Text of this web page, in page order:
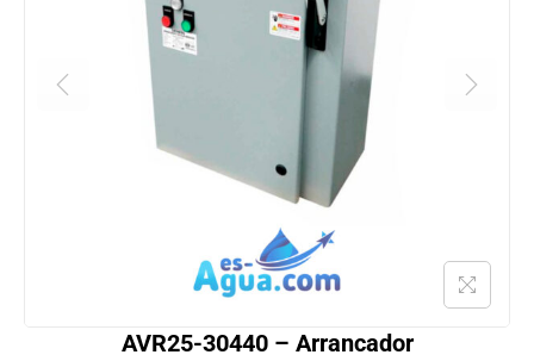
AVR25-30440 – Arrancador